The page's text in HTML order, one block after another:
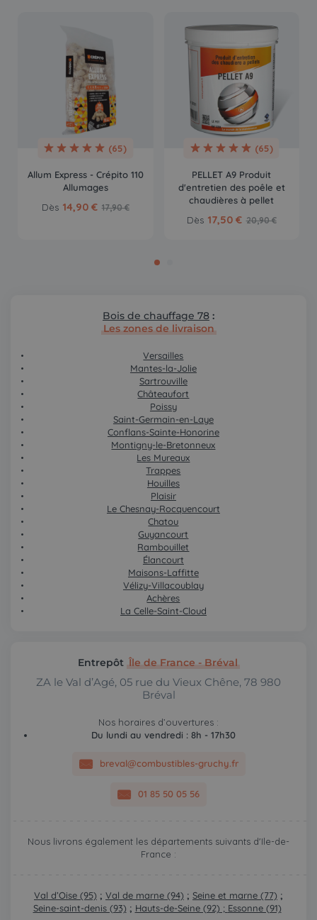
(65)
Allum Express - Crépito 110
Allumages
Dès 14,90 € 17,90 €
(65)
PELLET A9 Produit
d'entretien des poêle et
chaudières à pellet
Dès 17,50 € 20,90 €
Bois de chauffage 78 :
Les zones de livraison
Versailles
Mantes-la-Jolie
Sartrouville
Châteaufort
Poissy
Saint-Germain-en-Laye
Conflans-Sainte-Honorine
Montigny-le-Bretonneux
Les Mureaux
Trappes
Houilles
Plaisir
Le Chesnay-Rocquencourt
Chatou
Guyancourt
Rambouillet
Élancourt
Maisons-Laffitte
Vélizy-Villacoublay
Achères
La Celle-Saint-Cloud
Entrepôt Île de France - Bréval
ZA le Val d’Agé, 05 rue du Vieux Chêne, 78 980
Bréval
Nos horaires d’ouvertures :
Du lundi au vendredi : 8h - 17h30
breval@combustibles-gruchy.fr
01 85 50 05 56
Nous livrons également les départements suivants d'Ile-de-
France :
Val d’Oise (95) ; Val de marne (94) ; Seine et marne (77) ;
Seine-saint-denis (93) ; Hauts-de-Seine (92) ; Essonne (91)